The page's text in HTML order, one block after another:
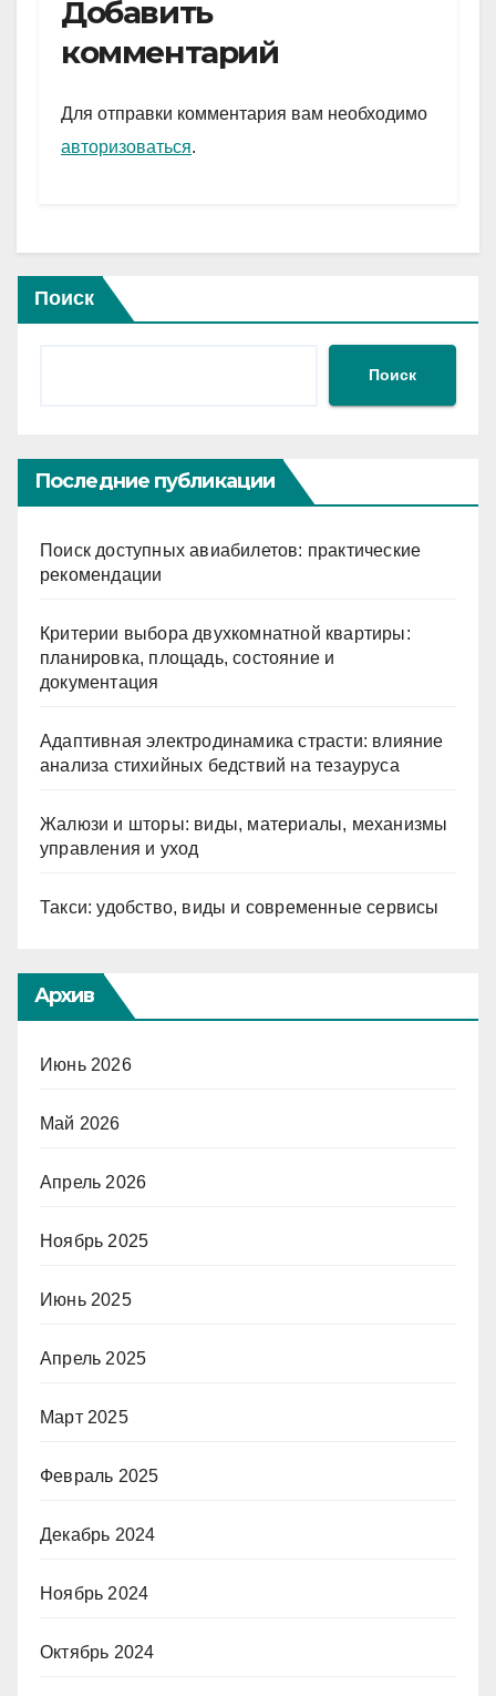
gr
a
m
s
A
p
и
Добавить
комментарий
Для отправки комментария вам необходимо
авторизоваться.
Поиск
Поиск
Последние публикации
Поиск доступных авиабилетов: практические
рекомендации
Критерии выбора двухкомнатной квартиры:
планировка, площадь, состояние и
документация
Адаптивная электродинамика страсти: влияние
анализа стихийных бедствий на тезауруса
Жалюзи и шторы: виды, материалы, механизмы
управления и уход
Такси: удобство, виды и современные сервисы
Архив
Июнь 2026
Май 2026
Апрель 2026
Ноябрь 2025
Июнь 2025
Апрель 2025
Март 2025
Февраль 2025
Декабрь 2024
Ноябрь 2024
Октябрь 2024